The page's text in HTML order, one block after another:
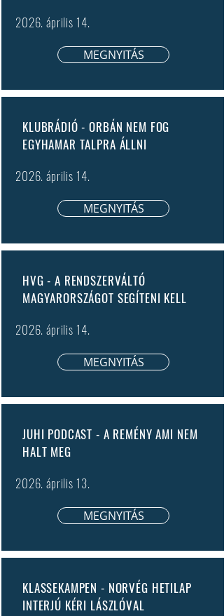
2026. április 14.
MEGNYITÁS
KLUBRÁDIÓ - ORBÁN NEM FOG
EGYHAMAR TALPRA ÁLLNI
2026. április 14.
MEGNYITÁS
HVG - A RENDSZERVÁLTÓ
MAGYARORSZÁGOT SEGÍTENI KELL
2026. április 14.
MEGNYITÁS
JUHI PODCAST - A REMÉNY AMI NEM
HALT MEG
2026. április 13.
MEGNYITÁS
KLASSEKAMPEN - NORVÉG HETILAP
INTERJÚ KÉRI LÁSZLÓVAL